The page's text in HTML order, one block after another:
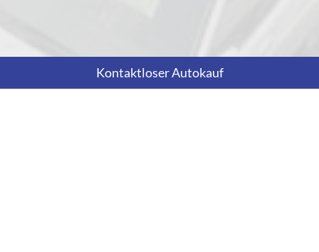
Kontaktloser Autokauf